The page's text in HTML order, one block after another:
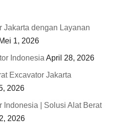
Jakarta dengan Layanan
Mei 1, 2026
Indonesia April 28, 2026
Excavator Jakarta
2026
Indonesia | Solusi Alat Berat
2026